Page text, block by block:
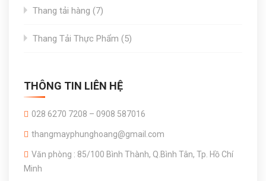
Thang tải hàng
77
Thang Tải Thực Phẩm
55
THÔNG TIN LIÊN HỆ
028 6270 7208 – 0908 587016
thangmayphunghoang@gmail.com
Văn phòng : 85/100 Bình Thành, Q.Bình Tân, Tp. Hồ Chí
Minh